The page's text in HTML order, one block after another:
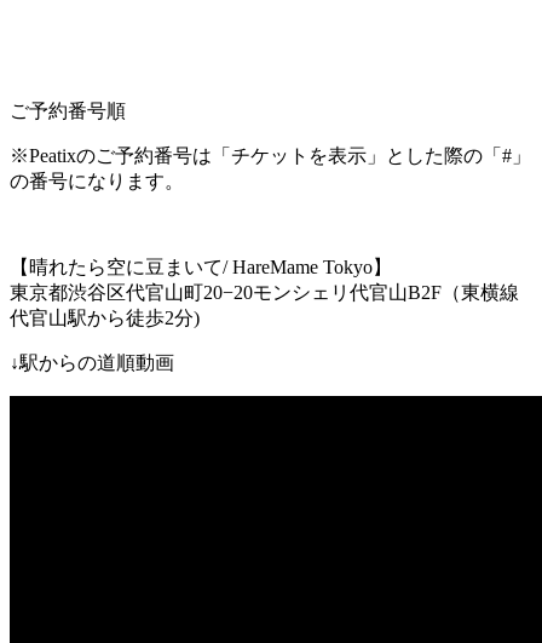
ご予約番号順
※Peatixのご予約番号は「チケットを表示」とした際の「 # 」
の番号になります。
【晴れたら空に豆まいて/ HareMame Tokyo】
東京都渋谷区代官山町20−20モンシェリ代官山B2F （東横線
代官山駅から徒歩2分)
↓駅からの道順動画